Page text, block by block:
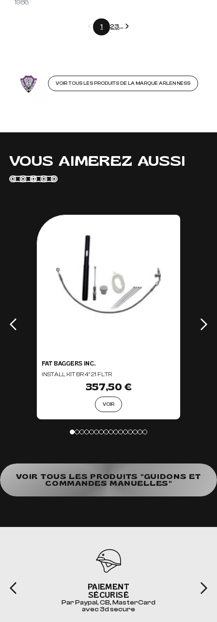
1986
Précédent
1 23... Suivant
VOIR TOUS LES PRODUITS DE LA MARQUE ARLEN NESS
VOUS AIMEREZ AUSSI
FAT BAGGERS INC.
INSTALL KIT BR 4" 21 FLTR
357,50 €
VOIR
VOIR TOUS LES PRODUITS "GUIDONS ET
COMMANDES MANUELLES"
PAIEMENT
SÉCURISÉ
Par Paypal, CB, MasterCard
avec 3d secure